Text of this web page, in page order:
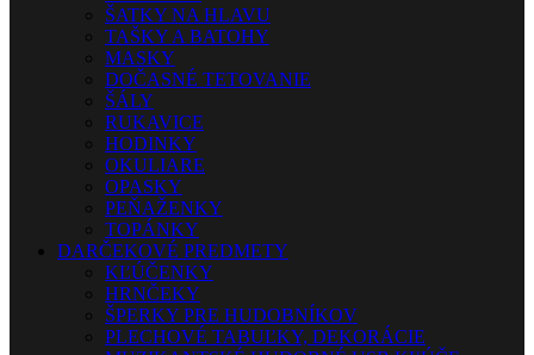
ŠATKY NA HLAVU
TAŠKY A BATOHY
MASKY
DOČASNÉ TETOVANIE
ŠÁLY
RUKAVICE
HODINKY
OKULIARE
OPASKY
PEŇAŽENKY
TOPÁNKY
DARČEKOVÉ PREDMETY
KĽÚČENKY
HRNČEKY
ŠPERKY PRE HUDOBNÍKOV
PLECHOVÉ TABUĽKY, DEKORÁCIE